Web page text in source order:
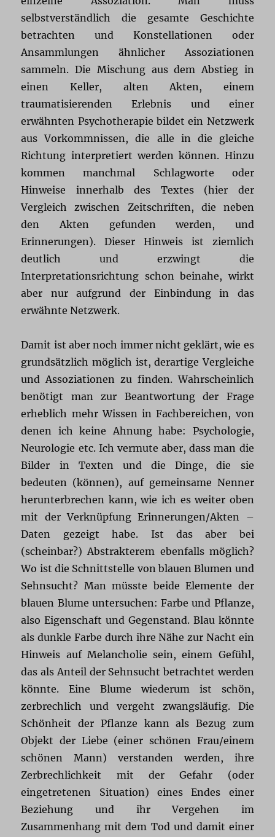
selbstverständlich die gesamte Geschichte
betrachten und Konstellationen oder
Ansammlungen ähnlicher Assoziationen
sammeln. Die Mischung aus dem Abstieg in
einen Keller, alten Akten, einem
traumatisierenden Erlebnis und einer
erwähnten Psychotherapie bildet ein Netzwerk
aus Vorkommnissen, die alle in die gleiche
Richtung interpretiert werden können. Hinzu
kommen manchmal Schlagworte oder
Hinweise innerhalb des Textes (hier der
Vergleich zwischen Zeitschriften, die neben
den Akten gefunden werden, und
Erinnerungen). Dieser Hinweis ist ziemlich
deutlich und erzwingt die
Interpretationsrichtung schon beinahe, wirkt
aber nur aufgrund der Einbindung in das
erwähnte Netzwerk.
Damit ist aber noch immer nicht geklärt, wie es
grundsätzlich möglich ist, derartige Vergleiche
und Assoziationen zu finden. Wahrscheinlich
benötigt man zur Beantwortung der Frage
erheblich mehr Wissen in Fachbereichen, von
denen ich keine Ahnung habe: Psychologie,
Neurologie etc. Ich vermute aber, dass man die
Bilder in Texten und die Dinge, die sie
bedeuten (können), auf gemeinsame Nenner
herunterbrechen kann, wie ich es weiter oben
mit der Verknüpfung Erinnerungen/Akten –
Daten gezeigt habe. Ist das aber bei
(scheinbar?) Abstrakterem ebenfalls möglich?
Wo ist die Schnittstelle von blauen Blumen und
Sehnsucht? Man müsste beide Elemente der
blauen Blume untersuchen: Farbe und Pflanze,
also Eigenschaft und Gegenstand. Blau könnte
als dunkle Farbe durch ihre Nähe zur Nacht ein
Hinweis auf Melancholie sein, einem Gefühl,
das als Anteil der Sehnsucht betrachtet werden
könnte. Eine Blume wiederum ist schön,
zerbrechlich und vergeht zwangsläufig. Die
Schönheit der Pflanze kann als Bezug zum
Objekt der Liebe (einer schönen Frau/einem
schönen Mann) verstanden werden, ihre
Zerbrechlichkeit mit der Gefahr (oder
eingetretenen Situation) eines Endes einer
Beziehung und ihr Vergehen im
Zusammenhang mit dem Tod und damit einer